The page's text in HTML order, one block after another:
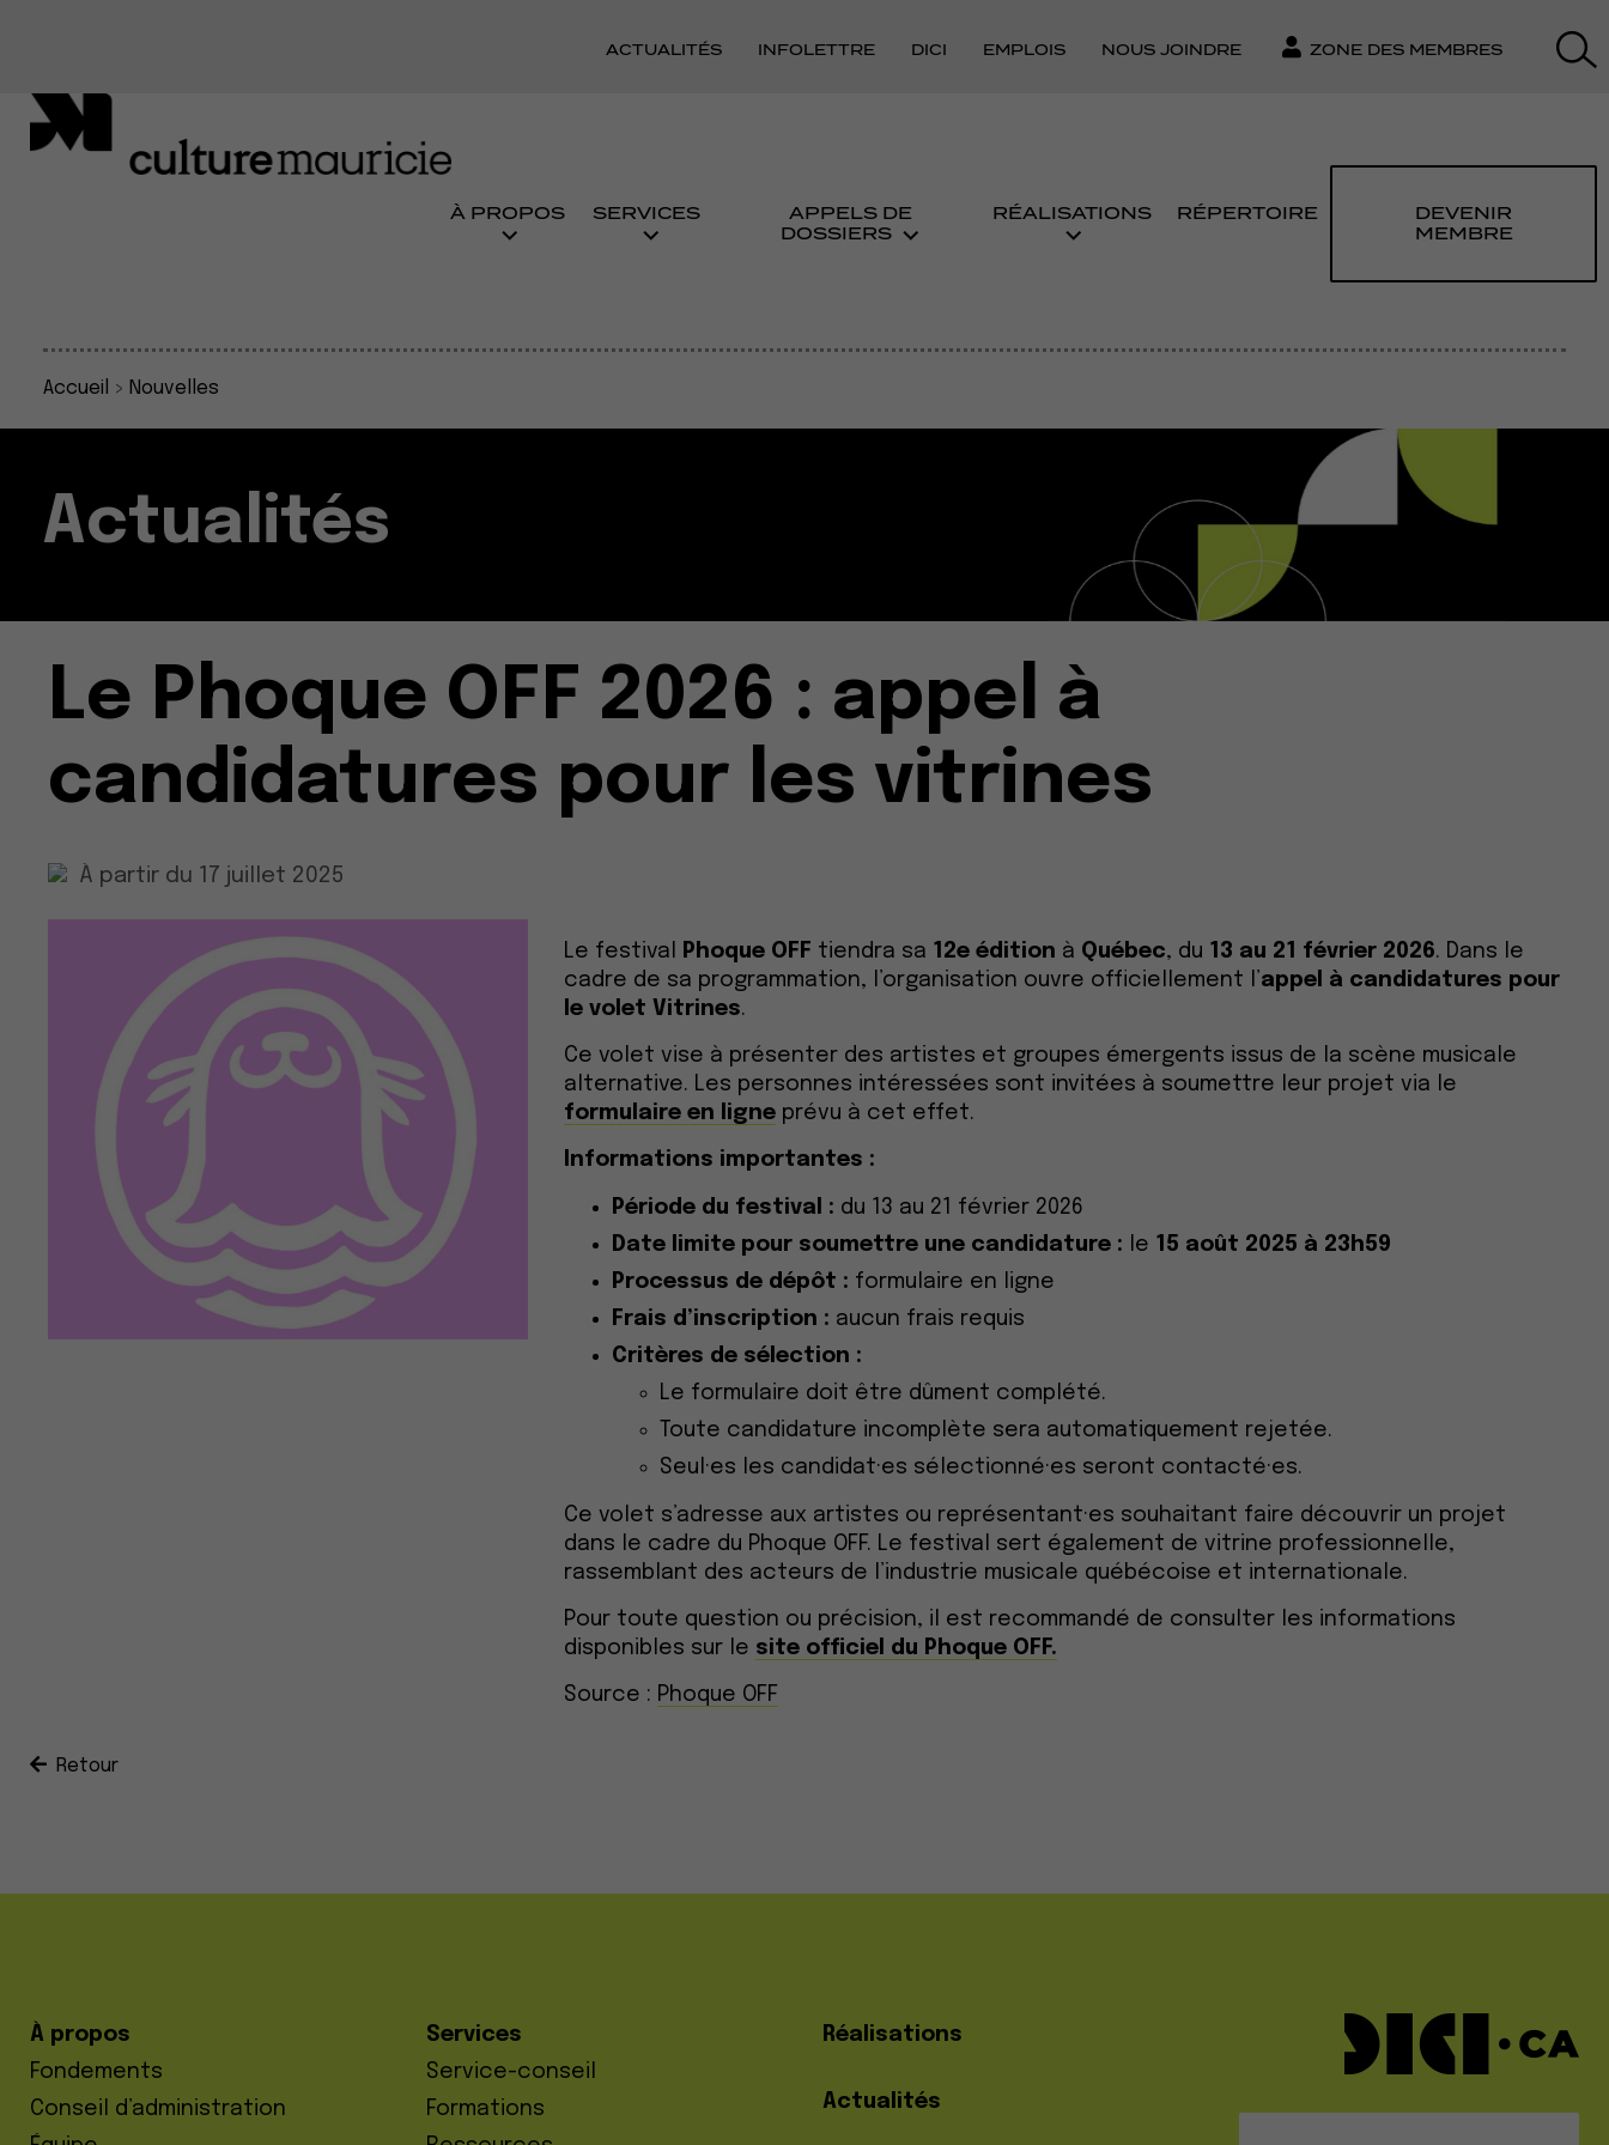
ACTUALITÉS INFOLETTRE DICI EMPLOIS NOUS JOINDRE ZONE DES MEMBRES
À PROPOS SERVICES
APPELS DE
DOSSIERS
RÉALISATIONS RÉPERTOIRE
DEVENIR
MEMBRE
Accueil > Nouvelles
Actualités
Le Phoque OFF 2026 : appel à
candidatures pour les vitrines
À partir du 17 juillet 2025
Le festival Phoque OFF tiendra sa 12e édition à Québec, du 13 au 21 février 2026. Dans le
cadre de sa programmation, l’organisation ouvre officiellement l’appel à candidatures pour
le volet Vitrines.
Ce volet vise à présenter des artistes et groupes émergents issus de la scène musicale
alternative. Les personnes intéressées sont invitées à soumettre leur projet via le
formulaire en ligne prévu à cet effet.
Informations importantes :
Période du festival : du 13 au 21 février 2026
Date limite pour soumettre une candidature : le 15 août 2025 à 23h59
Processus de dépôt : formulaire en ligne
Frais d’inscription : aucun frais requis
Critères de sélection :
Le formulaire doit être dûment complété.
Toute candidature incomplète sera automatiquement rejetée.
Seul·es les candidat·es sélectionné·es seront contacté·es.
Ce volet s’adresse aux artistes ou représentant·es souhaitant faire découvrir un projet
dans le cadre du Phoque OFF. Le festival sert également de vitrine professionnelle,
rassemblant des acteurs de l’industrie musicale québécoise et internationale.
Pour toute question ou précision, il est recommandé de consulter les informations
disponibles sur le site officiel du Phoque OFF.
Source : Phoque OFF
Retour
À propos
Fondements
Conseil d’administration
Services
Service-conseil
Formations
Réalisations
Actualités